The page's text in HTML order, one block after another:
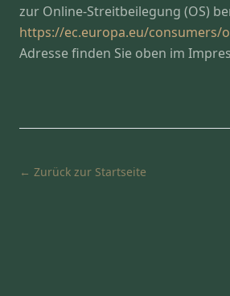
zur Online-Streitbeilegung (OS)
https://ec.europa.eu/consumers/
Adresse finden Sie oben im
← Zurück zur Startseite